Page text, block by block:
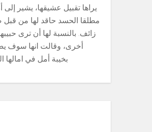
يراها تقبيل عشيقها، يشير إلى
مطلقا الحسد حاقد لها من
زائف. بالنسبة لها أن ترى
أخرى، وقالت انها سوف
بخيبة أمل في امالها